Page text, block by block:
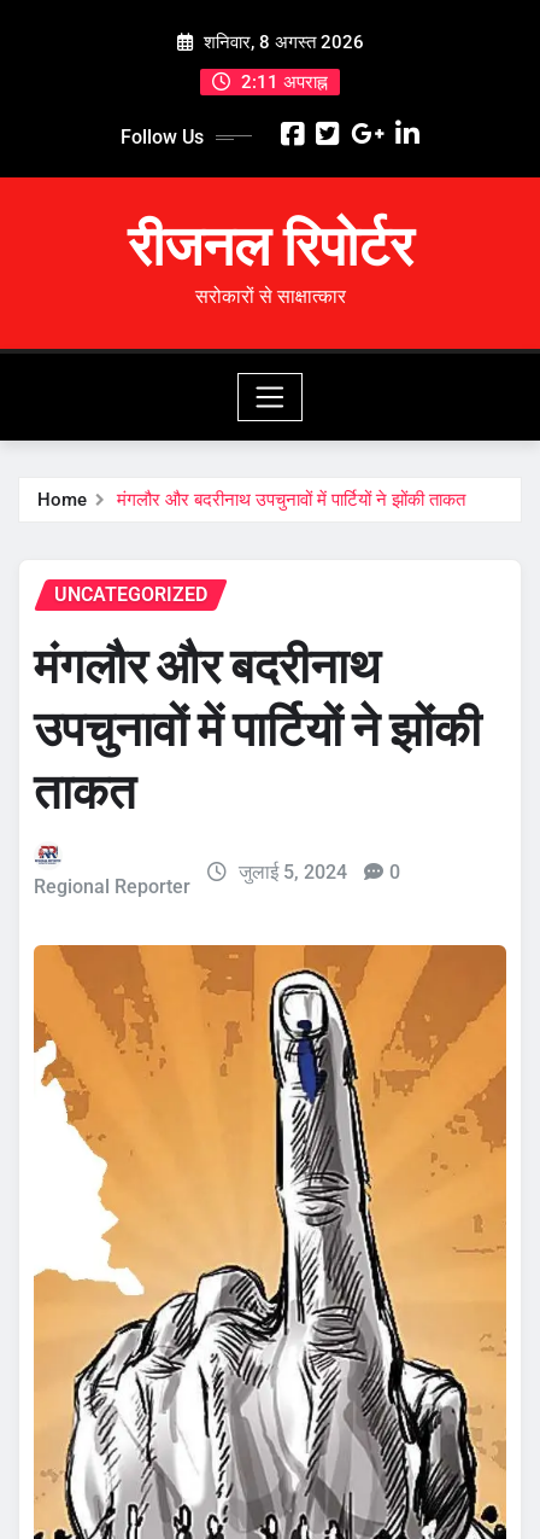
शनिवार, 8 अगस्त 2026
2:11 अपराह्न
Follow Us
रीजनल रिपोर्टर
सरोकारों से साक्षात्कार
Home मंगलौर और बदरीनाथ उपचुनावों में पार्टियों ने झोंकी ताकत
UNCATEGORIZED
मंगलौर और बदरीनाथ
उपचुनावों में पार्टियों ने झोंकी
ताकत
Regional Reporter
जुलाई 5, 2024 0